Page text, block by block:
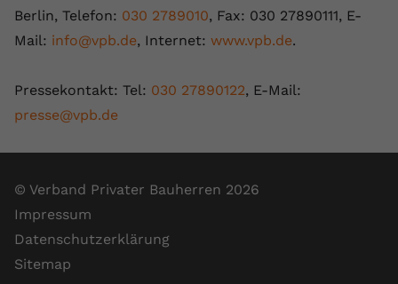
Berlin, Telefon: 030 2789010, Fax: 030 27890111, E-
Mail: info@vpb.de, Internet: www.vpb.de.
Pressekontakt: Tel: 030 27890122, E-Mail:
presse@vpb.de
© Verband Privater Bauherren 2026
Impressum
Datenschutzerklärung
Sitemap